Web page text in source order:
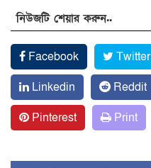
নিউজটি শেয়ার করুন..
Facebook Twitter
Linkedin
Reddit
Pinterest
Print